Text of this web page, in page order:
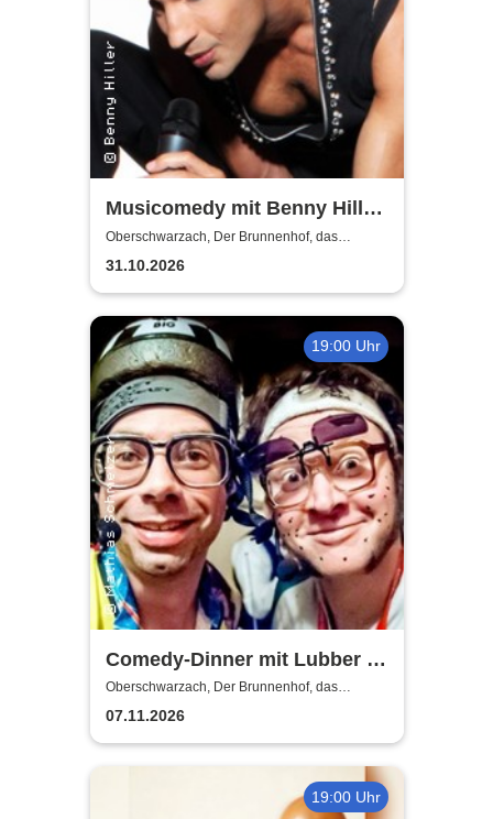
Musicomedy mit Benny Hiller
- Glamour Dinner in 4 Gängen
Oberschwarzach, Der Brunnenhof, das
fränkische Landgasthaus
31.10.2026
19:00 Uhr
Comedy-Dinner mit Lubber &
Babbo | "The Best Of" in 4
Gängen
Oberschwarzach, Der Brunnenhof, das
fränkische Landgasthaus
07.11.2026
19:00 Uhr